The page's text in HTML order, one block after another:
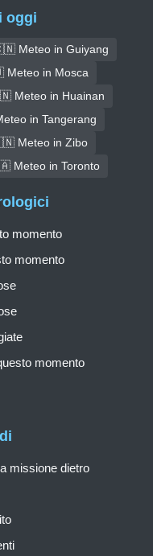
oggi
Meteo in Guiyang
in Mosca
Meteo in Huainan
in Tangerang
Meteo in Zibo
Meteo in Toronto
missione dietro
momento
momento
momento